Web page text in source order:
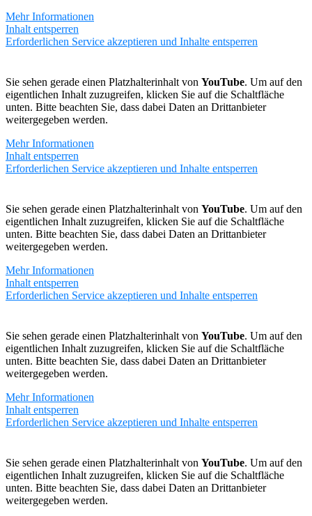
Mehr Informationen
Inhalt entsperren
Erforderlichen Service akzeptieren und Inhalte entsperren
Sie sehen gerade einen Platzhalterinhalt von YouTube. Um auf den
eigentlichen Inhalt zuzugreifen, klicken Sie auf die Schaltfläche
unten. Bitte beachten Sie, dass dabei Daten an Drittanbieter
weitergegeben werden.
Mehr Informationen
Inhalt entsperren
Erforderlichen Service akzeptieren und Inhalte entsperren
Sie sehen gerade einen Platzhalterinhalt von YouTube. Um auf den
eigentlichen Inhalt zuzugreifen, klicken Sie auf die Schaltfläche
unten. Bitte beachten Sie, dass dabei Daten an Drittanbieter
weitergegeben werden.
Mehr Informationen
Inhalt entsperren
Erforderlichen Service akzeptieren und Inhalte entsperren
Sie sehen gerade einen Platzhalterinhalt von YouTube. Um auf den
eigentlichen Inhalt zuzugreifen, klicken Sie auf die Schaltfläche
unten. Bitte beachten Sie, dass dabei Daten an Drittanbieter
weitergegeben werden.
Mehr Informationen
Inhalt entsperren
Erforderlichen Service akzeptieren und Inhalte entsperren
Sie sehen gerade einen Platzhalterinhalt von YouTube. Um auf den
eigentlichen Inhalt zuzugreifen, klicken Sie auf die Schaltfläche
unten. Bitte beachten Sie, dass dabei Daten an Drittanbieter
weitergegeben werden.